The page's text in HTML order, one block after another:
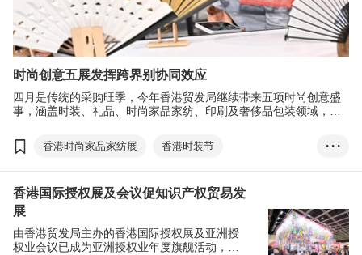
时尚创意五展发挥跨界别协同效应
四月是传统的采购旺季，今年香港贸发局继续带来五项时尚创意盛
事，涵盖时装、礼品、时尚家品家纺、印刷及奢侈品包装领域，致
香港时尚家品家纺展
香港时装节
香港礼品及赠品展
香港国际印刷及包装展
香港奢侈品包装展
香港国际授权展
• • •
香港国际授权展及会议促知识产权贸易发
展
由香港贸发局主办的香港国际授权展及亚洲授
权业会议已成为亚洲授权业年度旗舰活动，两